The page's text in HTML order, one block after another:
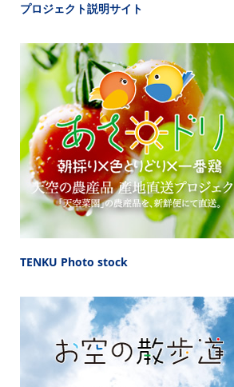
プロジェクト説明サイト
TENKU Photo stock